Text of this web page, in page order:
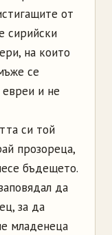
от
сирийски
на които
се
и не
си той
прозореца,
бъдещето.
да
за да
младенеца